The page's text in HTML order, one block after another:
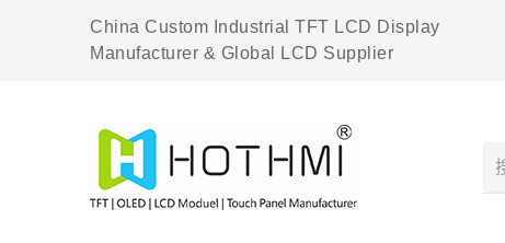
China Custom Industrial TFT LCD Display
Manufacturer & Global LCD Supplier